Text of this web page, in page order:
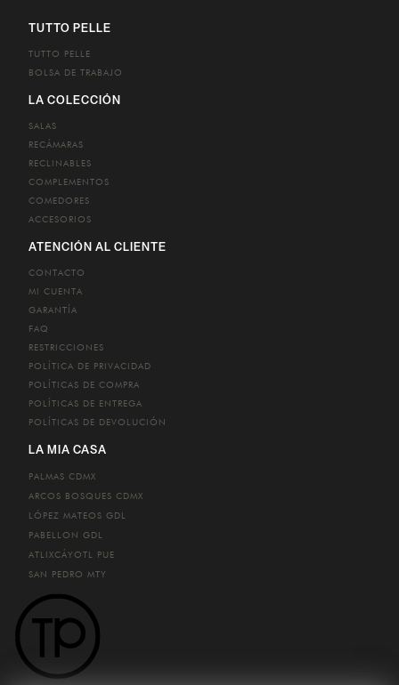
TUTTO PELLE
TUTTO PELLE
BOLSA DE TRABAJO
LA COLECCIÓN
SALAS
RECÁMARAS
RECLINABLES
COMPLEMENTOS
COMEDORES
ACCESORIOS
ATENCIÓN AL CLIENTE
CONTACTO
MI CUENTA
GARANTÍA
FAQ
RESTRICCIONES
POLÍTICA DE PRIVACIDAD
POLÍTICAS DE COMPRA
POLÍTICAS DE ENTREGA
POLÍTICAS DE DEVOLUCIÓN
LA MIA CASA
PALMAS CDMX
ARCOS BOSQUES CDMX
LÓPEZ MATEOS GDL
PABELLON GDL
ATLIXCÁYOTL PUE
SAN PEDRO MTY